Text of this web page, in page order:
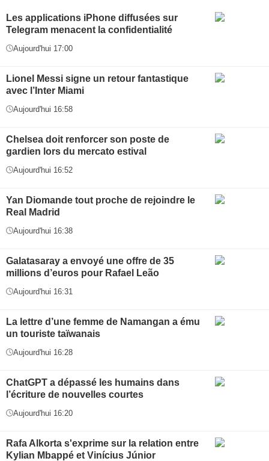
Les applications iPhone diffusées sur
Telegram menacent la confidentialité
Aujourd'hui 17:00
Lionel Messi signe un retour fantastique
avec l’Inter Miami
Aujourd'hui 16:58
Chelsea doit renforcer son poste de
gardien lors du mercato estival
Aujourd'hui 16:52
Yan Diomande tout proche de rejoindre le
Real Madrid
Aujourd'hui 16:38
Galatasaray a envoyé une offre de 35
millions d’euros pour Rafael Leão
Aujourd'hui 16:31
La lettre d’une femme de Namangan a ému
un touriste taïwanais
Aujourd'hui 16:28
ChatGPT a dépassé les humains dans
l’écriture de nouvelles courtes
Aujourd'hui 16:20
Rafa Alkorta s'exprime sur la relation entre
Kylian Mbappé et Vinícius Júnior